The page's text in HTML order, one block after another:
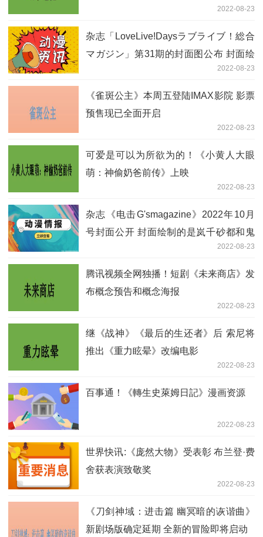
2022-08-23
杂志「LoveLive!Daysラブライブ！総合
マガジン」第31期的封面图公布 封面绘
2022-08-23
《雀斑公主》本周五登陆IMAX影院 影票
预售现已全面开启
2022-08-23
可爱是可以为所欲为的！《小黄人大眼
萌：神偷奶爸前传》上映
2022-08-23
杂志《电击G'smagazine》2022年10月
号封面公开 封面绘制的是岚千砂都和鬼
2022-08-23
腾讯视频全网独播！短剧《未来商店》发
布概念预告和概念海报
2022-08-23
继《战神》《最后的生还者》后 索尼将
推出《重力眩晕》改编电影
2022-08-23
百事通！《轉生史萊姆日記》漫画资源
2022-08-23
世界快讯:《庞然大物》受表彰 布兰登·费
舍获表演致敬奖
2022-08-23
《刀剑神域：进击篇 幽冥暗的诙谐曲》
新剧场版确定延期 全新的冒险即将启动